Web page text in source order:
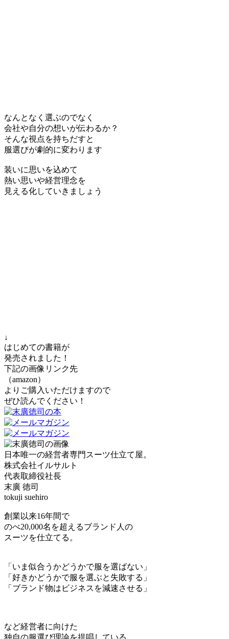
なんとなく選ぶのでなく
会社や自分の想いが伝わるか？
そんな視点を持ちだすと
服選びが劇的に変わります
装いに思いを込めて
熱い思いや経営理念を
見える化していきましょう
↓
はじめての書籍が
発売されました！
下記の画像リンク先
（amazon）
よりご購入いただけますので
ぜひ読んでください！
日本唯一の経営者専門スーツ仕立て屋。
株式会社イルサルト
代表取締役社長
末廣 徳司
tokuji suehiro
創業以来16年間で
のべ20,000名を超えるブランド人の
スーツを仕立てる。
「いま似合うかどうかで服を選ばない」
「好きかどうかで服を選ぶと失敗する」
「ブランド物はビジネスを減速させる」
など経営者に向けた